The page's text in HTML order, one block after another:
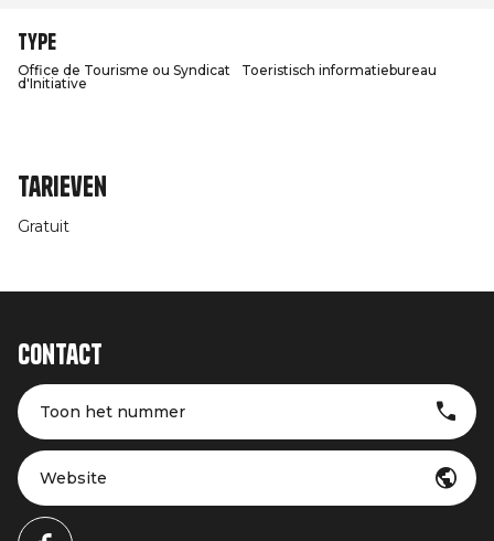
Type
Office de Tourisme ou Syndicat
d'Initiative
Toeristisch informatiebureau
Tarieven
Gratuit
Contact
Toon het nummer
Website